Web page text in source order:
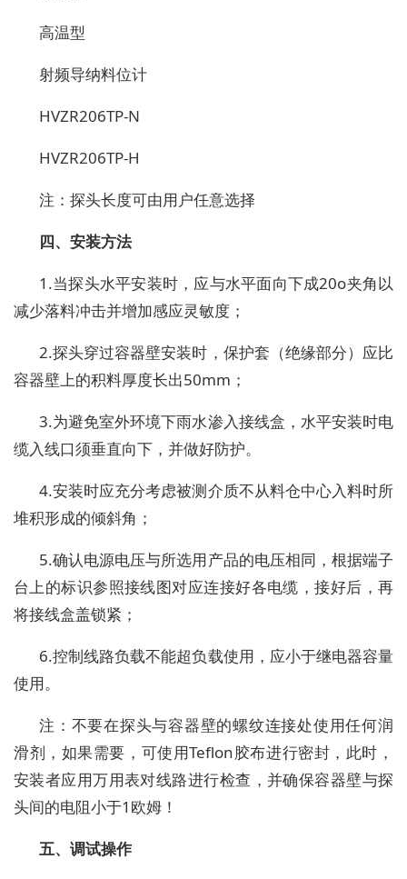
高温型
射频导纳料位计
HVZR206TP-N
HVZR206TP-H
注：探头长度可由用户任意选择
四、安装方法
1.当探头水平安装时，应与水平面向下成20o夹角以
减少落料冲击并增加感应灵敏度；
2.探头穿过容器壁安装时，保护套（绝缘部分）应比
容器壁上的积料厚度长出50mm ；
3.为避免室外环境下雨水渗入接线盒，水平安装时电
缆入线口须垂直向下，并做好防护。
4.安装时应充分考虑被测介质不从料仓中心入料时所
堆积形成的倾斜角；
5.确认电源电压与所选用产品的电压相同，根据端子
台上的标识参照接线图对应连接好各电缆，接好后，再
将接线盒盖锁紧；
6.控制线路负载不能超负载使用，应小于继电器容量
使用。
注：不要在探头与容器壁的螺纹连接处使用任何润
滑剂，如果需要，可使用Teflon胶布进行密封，此时，
安装者应用万用表对线路进行检查，并确保容器壁与探
头间的电阻小于1 欧姆！
五、调试操作